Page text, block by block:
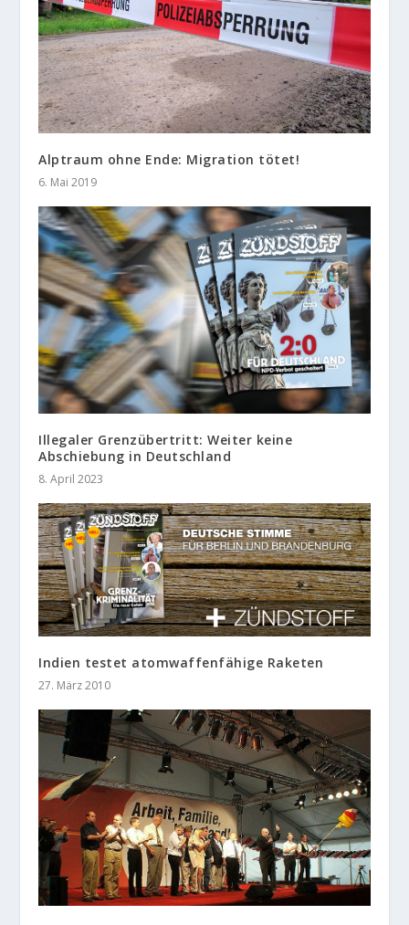
Alptraum ohne Ende: Migration tötet!
6. Mai 2019
Illegaler Grenzübertritt: Weiter keine
Abschiebung in Deutschland
8. April 2023
Indien testet atomwaffenfähige Raketen
27. März 2010